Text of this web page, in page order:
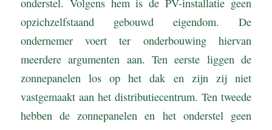
onderstel. Volgens hem is de PV-installatie geen
opzichzelfstaand gebouwd eigendom. De
ondernemer voert ter onderbouwing hiervan
meerdere argumenten aan. Ten eerste liggen de
zonnepanelen los op het dak en zijn zij niet
vastgemaakt aan het distributiecentrum. Ten tweede
hebben de zonnepanelen en het onderstel geen